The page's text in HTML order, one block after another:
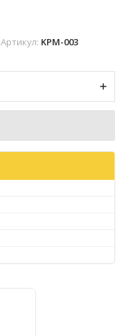
Артикул: KPM-003